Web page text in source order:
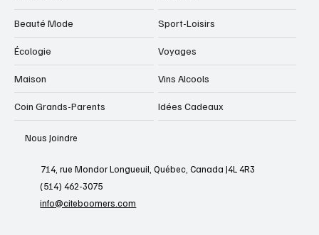
Art de vivre
Beauté Mode
Écologie
Maison
Sexualité
Sport-Loisirs
Voyages
Vins Alcools
Nous Joindre
714, rue Mondor Longueuil, Québec, Canada J4L 4R3
(514) 462-3075